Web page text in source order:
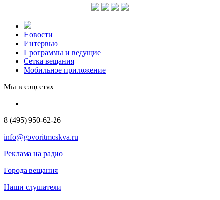
Новости
Интервью
Программы и ведущие
Сетка вещания
Мобильное приложение
Мы в соцсетях
8 (495) 950-62-26
info@govoritmoskva.ru
Реклама на радио
Города вещания
Наши слушатели